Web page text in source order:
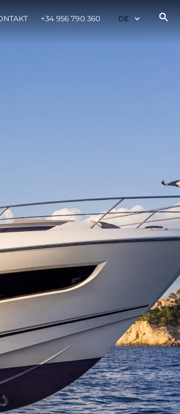
+34 956 790 360